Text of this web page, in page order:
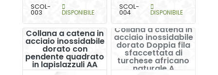
SCOL-
003 DISPONIBILE
SCOL-
004 DISPONIBILE
Collana a catena in
acciaio inossidabile
dorato con
pendente quadrato
in lapislazzuli AA
Collana a catena in
acciaio inossidabile
dorato Doppia fila
sfaccettata di
turchese africano
naturale A